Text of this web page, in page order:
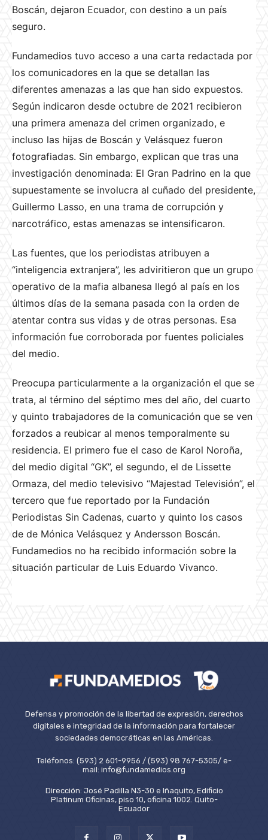
Boscán, dejaron Ecuador, con destino a un país
seguro.
Fundamedios tuvo acceso a una carta redactada por
los comunicadores en la que se detallan las
diferentes amenazas a las que han sido expuestos.
Según indicaron desde octubre de 2021 recibieron
una primera amenaza del crimen organizado, e
incluso las hijas de Boscán y Velásquez fueron
fotografiadas. Sin embargo, explican que tras una
investigación denominada: El Gran Padrino en la que
supuestamente se involucra al cuñado del presidente,
Guillermo Lasso, en una trama de corrupción y
narcotráfico, estas amenazas se intensificaron.
Las fuentes, que los periodistas atribuyen a
“inteligencia extranjera”, les adviritieron que un grupo
operativo de la mafia albanesa llegó al país en los
últimos días de la semana pasada con la orden de
atentar contra sus vidas y de otras personas. Esa
información fue corroborada por fuentes policiales
del medio.
Preocupa particularmente a la organización el que se
trata, al término del séptimo mes del año, del cuarto
y quinto trabajadores de la comunicación que se ven
forzados a reubicar al menos temporalmente su
residencia. El primero fue el caso de Karol Noroña,
del medio digital “GK”, el segundo, el de Lissette
Ormaza, del medio televisivo “Majestad Televisión”, el
tercero que fue reportado por la Fundación
Periodistas Sin Cadenas, cuarto y quinto los casos
de de Mónica Velásquez y Andersson Boscán.
Fundamedios no ha recibido información sobre la
situación particular de Luis Eduardo Vivanco.
Defensa y promoción de la libertad de expresión, derechos
digitales e integridad de la información para fortalecer
sociedades democráticas en las Américas.
Teléfonos: (593) 2 601-9956 / (593) 98 767-5305/ e-
mail: info@fundamedios.org
Dirección: José Padilla N3-30 e Iñaquito, Edificio
Platinum Oficinas, piso 10, oficina 1002. Quito-
Ecuador